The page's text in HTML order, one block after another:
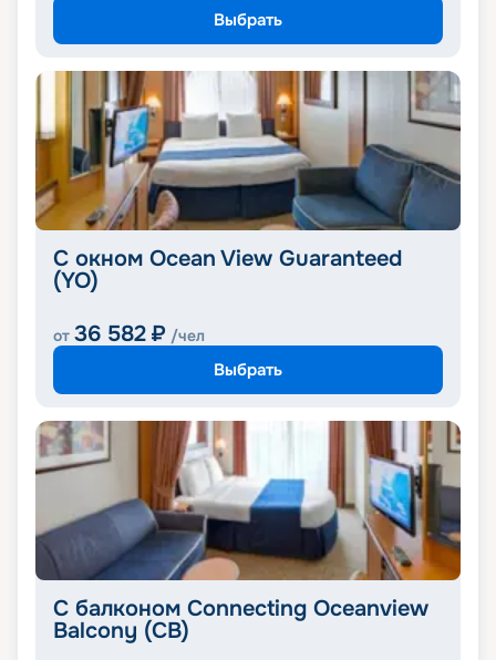
Выбрать
С окном Ocean View Guaranteed
(YO)
от 36 582 ₽ /чел
Выбрать
С балконом Connecting Oceanview
Balcony (CB)